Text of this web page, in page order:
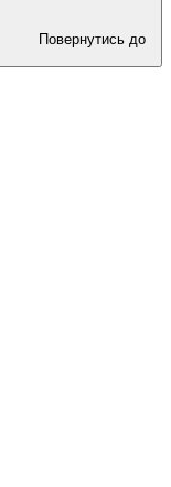
Повернутись до